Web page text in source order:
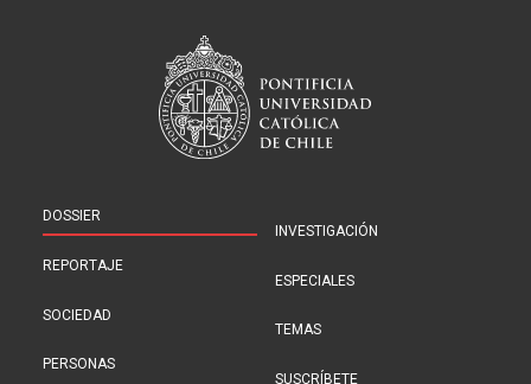
DOSSIER
REPORTAJE
SOCIEDAD
PERSONAS
INVESTIGACIÓN
ESPECIALES
TEMAS
SUSCRÍBETE